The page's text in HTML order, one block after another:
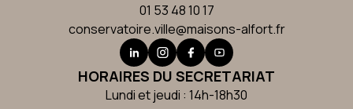
01 53 48 10 17
conservatoire.ville@maisons-alfort.fr
HORAIRES DU SECRETARIAT
Lundi et jeudi : 14h-18h30